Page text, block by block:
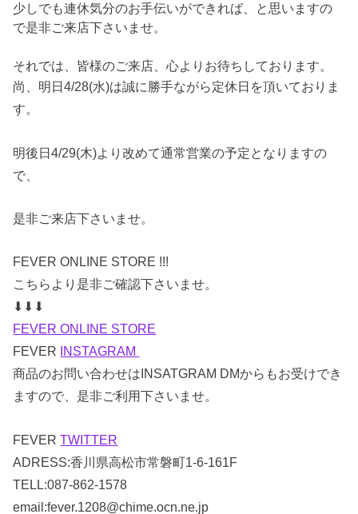
少しでも連休気分のお手伝いができれば、と思いますの
で是非ご来店下さいませ。
それでは、皆様のご来店、心よりお待ちしております。
尚、明日4/28(水)は誠に勝手ながら定休日を頂いておりま
す。
明後日4/29(木)より改めて通常営業の予定となりますの
で、
是非ご来店下さいませ。
FEVER ONLINE STORE !!!
こちらより是非ご確認下さいませ。
⬇︎⬇︎⬇︎
FEVER ONLINE STORE
FEVER
INSTAGRAM
商品のお問い合わせはINSATGRAM DMからもお受けでき
ますので、是非ご利用下さいませ。
FEVERTWITTER
ADRESS:香川県高松市常磐町1-6-161F
TELL:087-862-1578
email:fever.1208@chime.ocn.ne.jp